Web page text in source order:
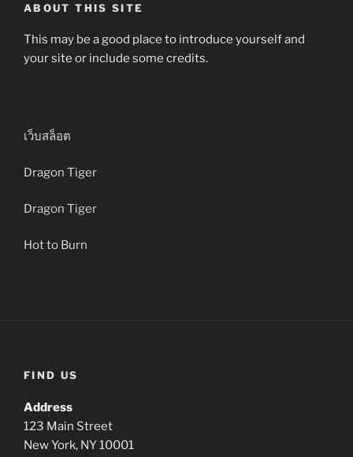
ABOUT THIS SITE
This may be a good place to introduce yourself and
your site or include some credits.
เว็บสล็อต
Dragon Tiger
Dragon Tiger
Hot to Burn
FIND US
Address
123 Main Street
New York, NY 10001